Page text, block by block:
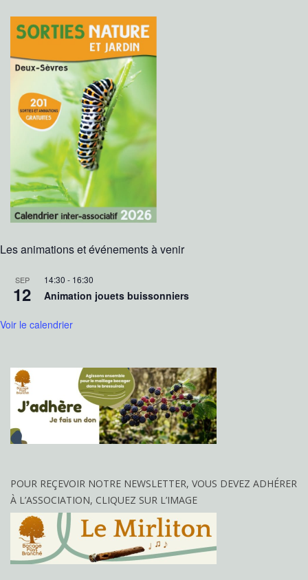
Les animations et événements à venir
SEP
12
14:30 - 16:30
Animation jouets buissonniers
Voir le calendrier
POUR REÇEVOIR NOTRE NEWSLETTER, VOUS DEVEZ ADHÉRER
À L’ASSOCIATION, CLIQUEZ SUR L’IMAGE